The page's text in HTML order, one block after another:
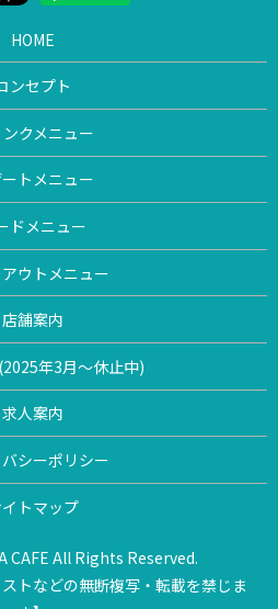
HOME
ンセプト
ンクメニュー
トメニュー
ドメニュー
ウトメニュー
店舗案内
年3月〜休止中)
求人案内
シーポリシー
トマップ
All Rights Reserved.
トなどの無断複写・転載を禁じま